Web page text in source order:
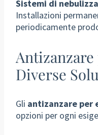
Sistemi di
Installazioni
periodicamente
Diverse
Gli antizanzare per
opzioni per ogni